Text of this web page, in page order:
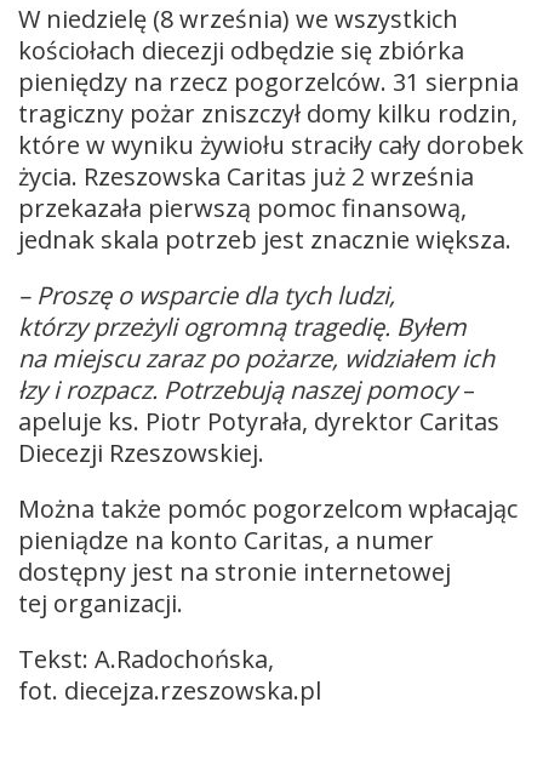
W niedzielę (8 września) we wszystkich
kościołach diecezji odbędzie się zbiórka
pieniędzy na rzecz pogorzelców. 31 sierpnia
tragiczny pożar zniszczył domy kilku rodzin,
które w wyniku żywiołu straciły cały dorobek
życia. Rzeszowska Caritas już 2 września
przekazała pierwszą pomoc finansową,
jednak skala potrzeb jest znacznie większa.
– Proszę o wsparcie dla tych ludzi,
którzy przeżyli ogromną tragedię. Byłem
na miejscu zaraz po pożarze, widziałem ich
łzy i rozpacz. Potrzebują naszej pomocy–
apeluje ks. Piotr Potyrała, dyrektor Caritas
Diecezji Rzeszowskiej.
Można także pomóc pogorzelcom wpłacając
pieniądze na konto Caritas, a numer
dostępny jest na stronie internetowej
tej organizacji.
Tekst: A.Radochońska,
fot. diecejza.rzeszowska.pl